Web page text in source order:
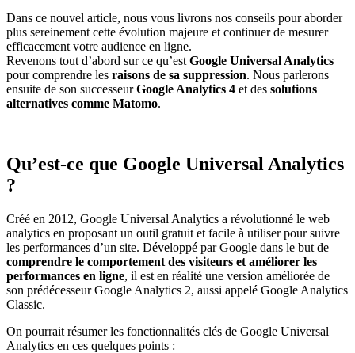
Dans ce nouvel article, nous vous livrons nos conseils pour aborder
plus sereinement cette évolution majeure et continuer de mesurer
efficacement votre audience en ligne.
Revenons tout d’abord sur ce qu’est Google Universal Analytics
pour comprendre les raisons de sa suppression. Nous parlerons
ensuite de son successeurGoogle Analytics 4 et des solutions
alternatives comme Matomo.
Qu’est-ce que Google Universal Analytics
?
Créé en 2012, Google Universal Analytics a révolutionné le web
analytics en proposant un outil gratuit et facile à utiliser pour suivre
les performances d’un site. Développé par Google dans le but de
comprendre le comportement des visiteurs et améliorer les
performances en ligne, il est en réalité une version améliorée de
son prédécesseur Google Analytics 2, aussi appelé Google Analytics
Classic.
On pourrait résumer les fonctionnalités clés de Google Universal
Analytics en ces quelques points :